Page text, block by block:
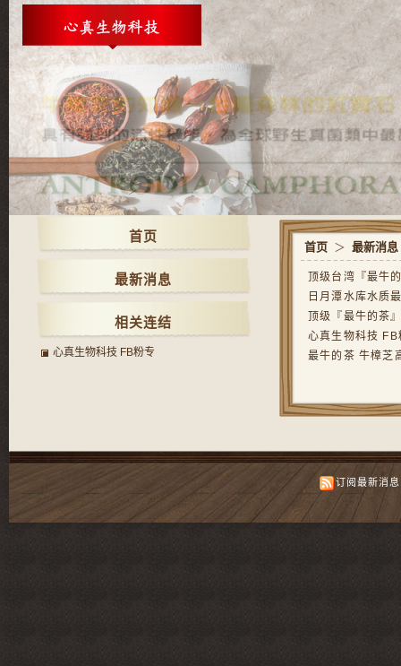
首页 ＞ 最新消息
顶级台湾『最牛
日月潭水库水质
顶级『最牛的茶
心真生物科技 FB
最牛的茶 牛樟芝
首页
最新消息
相关连结
心真生物科技 FB粉专
订阅最新消息